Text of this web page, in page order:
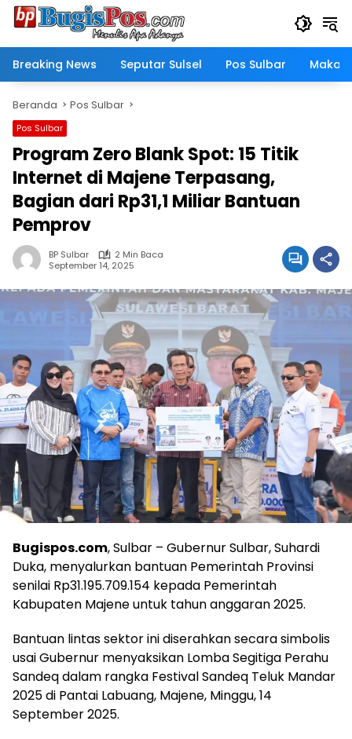
Langsung
Breaking News
Seputar Sulsel Pos Sulbar
Beranda Pos Sulbar
Pos Sulbar
Program Zero Blank Spot: 15 Titik
Internet di Majene Terpasang,
Bagian dari Rp31,1 Miliar Bantuan
Pemprov
BP Sulbar
2 Min Baca
September 14, 2025
Bugispos.com, Sulbar – Gubernur Sulbar, Suhardi
Duka, menyalurkan bantuan Pemerintah Provinsi
senilai Rp31.195.709.154 kepada Pemerintah
Kabupaten Majene untuk tahun anggaran 2025.
Bantuan lintas sektor ini diserahkan secara simbolis
usai Gubernur menyaksikan Lomba Segitiga Perahu
Sandeq dalam rangka Festival Sandeq Teluk Mandar
2025 di Pantai Labuang, Majene, Minggu, 14
September 2025.